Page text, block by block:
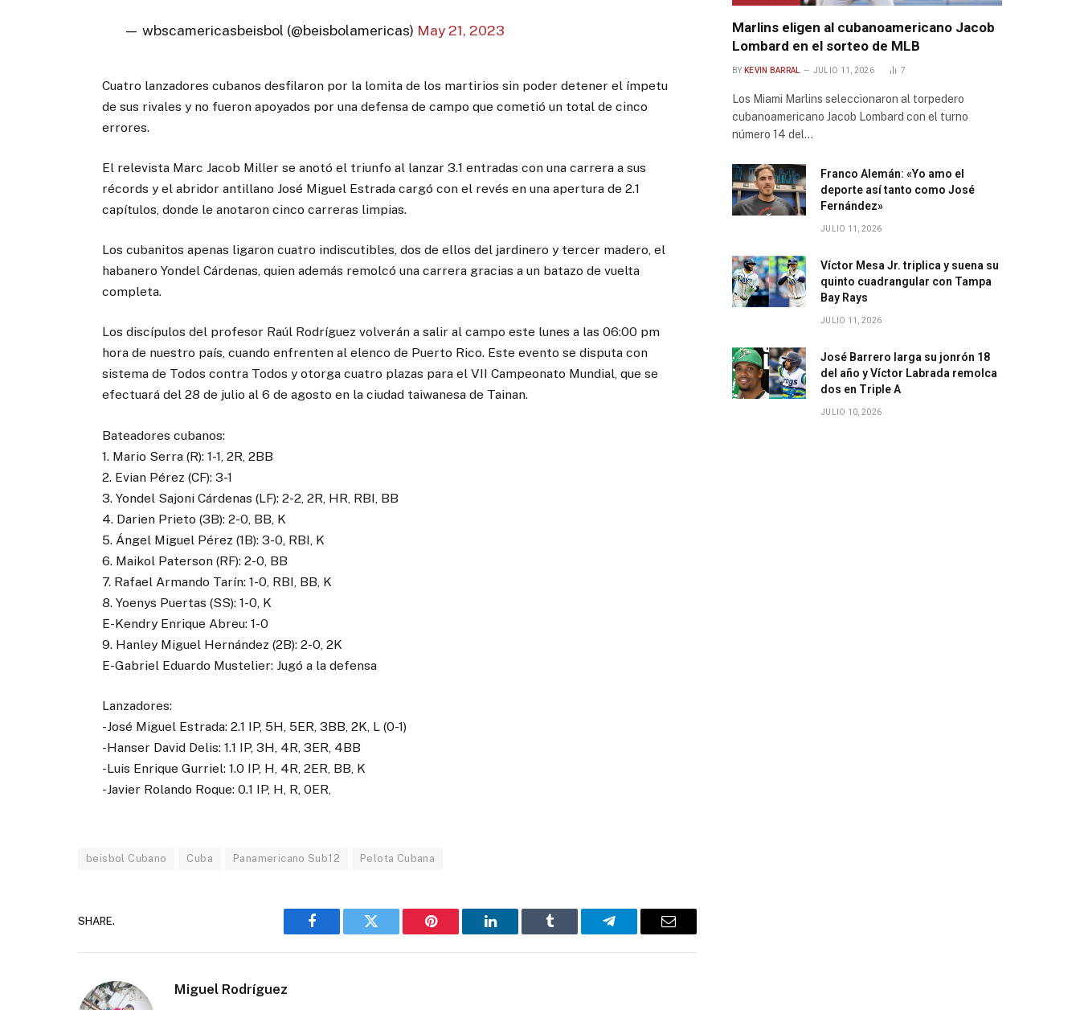
— wbscamericasbeisbol (@beisbolamericas) May 21, 2023
Cuatro lanzadores cubanos desfilaron por la lomita de los martirios sin poder detener el ímpetu
de sus rivales y no fueron apoyados por una defensa de campo que cometió un total de cinco
errores.
El relevista Marc Jacob Miller se anotó el triunfo al lanzar 3.1 entradas con una carrera a sus
récords y el abridor antillano José Miguel Estrada cargó con el revés en una apertura de 2.1
capítulos, donde le anotaron cinco carreras limpias.
Los cubanitos apenas ligaron cuatro indiscutibles, dos de ellos del jardinero y tercer madero, el
habanero Yondel Cárdenas, quien además remolcó una carrera gracias a un batazo de vuelta
completa.
Los discípulos del profesor Raúl Rodríguez volverán a salir al campo este lunes a las 06:00 pm
hora de nuestro país, cuando enfrenten al elenco de Puerto Rico. Este evento se disputa con
sistema de Todos contra Todos y otorga cuatro plazas para el VII Campeonato Mundial, que se
efectuará del 28 de julio al 6 de agosto en la ciudad taiwanesa de Tainan.
Bateadores cubanos:
1. Mario Serra (R): 1-1, 2R, 2BB
2. Evian Pérez (CF): 3-1
3. Yondel Sajoni Cárdenas (LF): 2-2, 2R, HR, RBI, BB
4. Darien Prieto (3B): 2-0, BB, K
5. Ángel Miguel Pérez (1B): 3-0, RBI, K
6. Maikol Paterson (RF): 2-0, BB
7. Rafael Armando Tarín: 1-0, RBI, BB, K
8. Yoenys Puertas (SS): 1-0, K
E-Kendry Enrique Abreu: 1-0
9. Hanley Miguel Hernández (2B): 2-0, 2K
E-Gabriel Eduardo Mustelier: Jugó a la defensa
Lanzadores:
-José Miguel Estrada: 2.1 IP, 5H, 5ER, 3BB, 2K, L (0-1)
-Hanser David Delis: 1.1 IP, 3H, 4R, 3ER, 4BB
-Luis Enrique Gurriel: 1.0 IP, H, 4R, 2ER, BB, K
-Javier Rolando Roque: 0.1 IP, H, R, 0ER,
beisbol Cubano Cuba Panamericano Sub12 Pelota Cubana
SHARE.
Facebook Twitter Pinterest LinkedIn Tumblr Telegram Email
Miguel Rodríguez
Marlins eligen al cubanoamericano Jacob
Lombard en el sorteo de MLB
BY KEVIN BARRAL JULIO 11, 2026 7
Los Miami Marlins seleccionaron al torpedero
cubanoamericano Jacob Lombard con el turno
número 14 del…
Franco Alemán: «Yo amo el
deporte así tanto como José
Fernández»
JULIO 11, 2026
Víctor Mesa Jr. triplica y suena su
quinto cuadrangular con Tampa
Bay Rays
JULIO 11, 2026
José Barrero larga su jonrón 18
del año y Víctor Labrada remolca
dos en Triple A
JULIO 10, 2026